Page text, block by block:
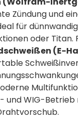
Zündung und
für
oder Titan.
(E-
und WIG-Betrieb